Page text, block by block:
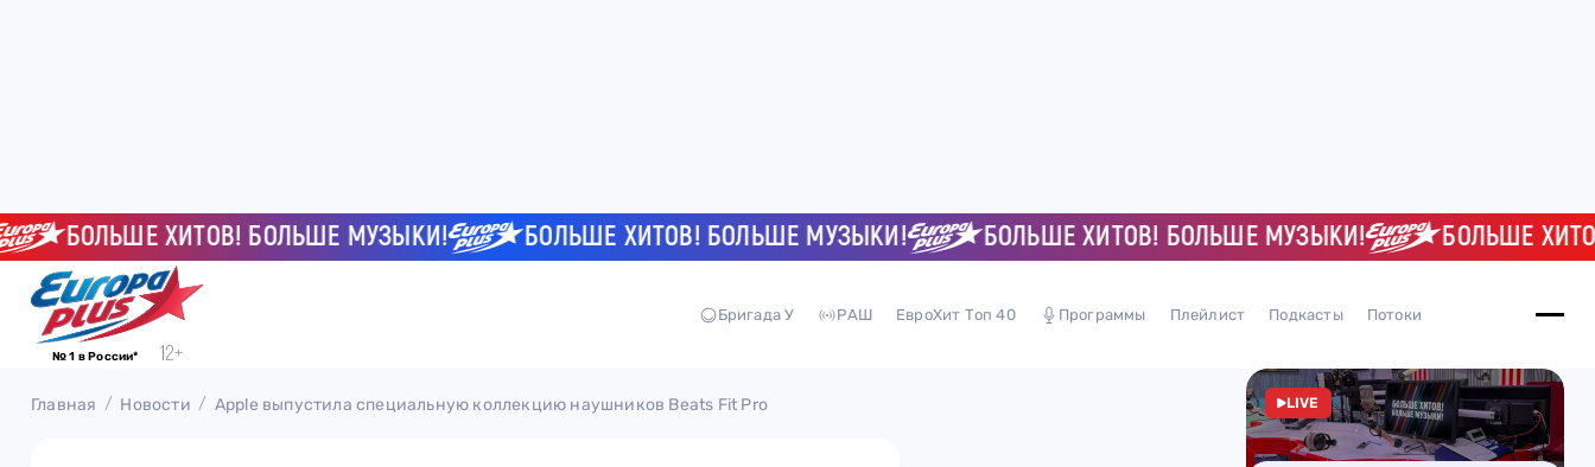
БОЛЬШЕ ХИТОВ! БОЛЬШЕ МУЗЫКИ! БОЛЬШЕ ХИТОВ! БОЛЬШЕ МУЗЫКИ! БОЛЬШЕ ХИТОВ! БОЛЬШЕ МУЗЫКИ! БОЛЬШЕ ХИТОВ!
№ 1 в России*
Бригада У РАШ ЕвроХит Топ 40 Программы Плейлист Подкасты Потоки
Главная Новости Apple выпустила специальную коллекцию наушников Beats Fit Pro LIVE